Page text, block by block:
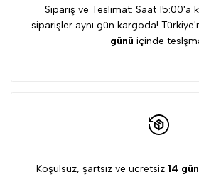
Sipariş ve Teslimat: Saat 15:00'a
siparişler aynı gün kargoda!
günü içinde
Koşulsuz, şartsız ve ücretsiz 14 gün